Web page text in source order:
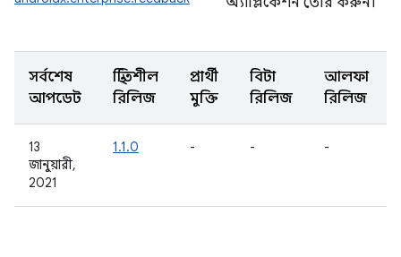
সর্বশেষ
আপডেট
স্থিতিশীল
রিলিজ
প্রার্থী
মুক্তি
বিটা
রিলিজ
আলফা
রিলিজ
13
জানুয়ারী,
2021
1.1.0 - - -